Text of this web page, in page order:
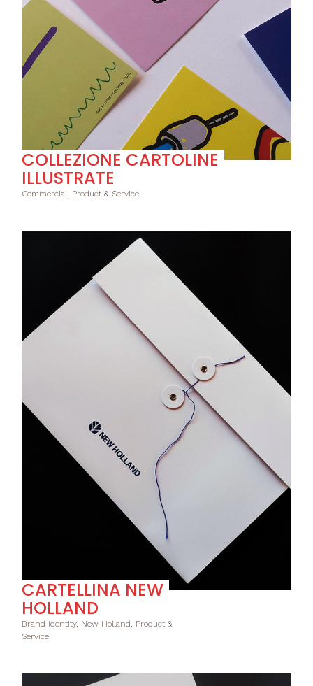
COLLEZIONE CARTOLINE
ILLUSTRATE
Commercial, Product & Service
CARTELLINA NEW
HOLLAND
Brand Identity, New Holland, Product &
Service